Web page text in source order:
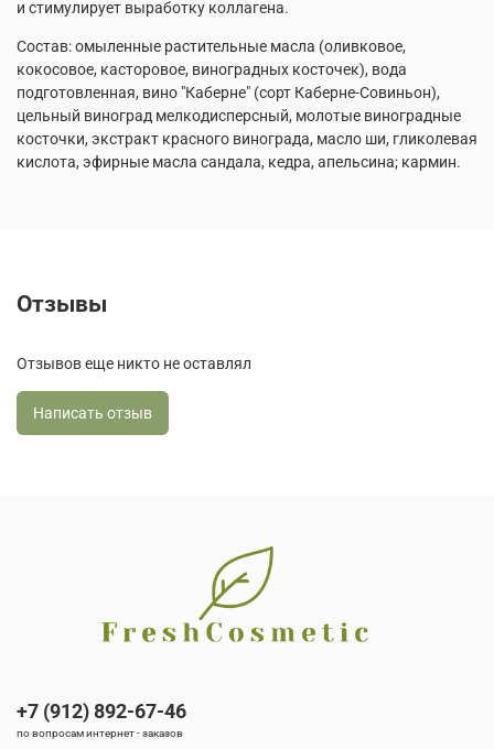
и стимулирует выработку коллагена.
Состав: омыленные растительные масла (оливковое,
кокосовое, касторовое, виноградных косточек), вода
подготовленная, вино "Каберне" (сорт Каберне-Совиньон),
цельный виноград мелкодисперсный, молотые виноградные
косточки, экстракт красного винограда, масло ши, гликолевая
кислота, эфирные масла сандала, кедра, апельсина; кармин.
Отзывы
Отзывов еще никто не оставлял
Написать отзыв
+7 (912) 892-67-46
по вопросам интернет - заказов